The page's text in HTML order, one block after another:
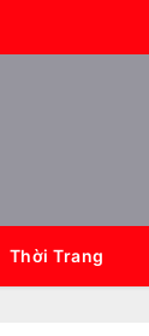
Thời Trang